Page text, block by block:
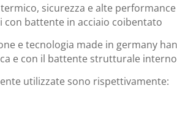
sicurezza e alte
con battente in acciaio coibentato
e tecnologia made in germany
e con il battente strutturale
utilizzate sono rispettivamente: